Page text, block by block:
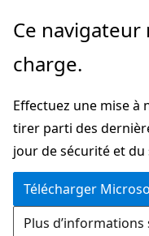
Passer
directement
au
principal
Ce navigateur
charge.
Effectuez une mise à
tirer parti des
jour de sécurité et
Télécharger
Plus